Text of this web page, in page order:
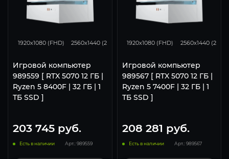
1920x1080 (FHD) 2560x1440 (2K) 3840x2160 (4K)
Игровой компьютер
989559 [ RTX 5070 12 ГБ |
Ryzen 5 8400F | 32 ГБ | 1
ТБ SSD ]
203 745 руб.
Есть в наличии Арт.: 989559
1920x1080 (FHD) 2560x1440 (2K)
Игровой компьютер
989567 [ RTX 5070 12 ГБ |
Ryzen 5 7400F | 32 ГБ | 1
ТБ SSD ]
208 281 руб.
Есть в наличии Арт.: 989567